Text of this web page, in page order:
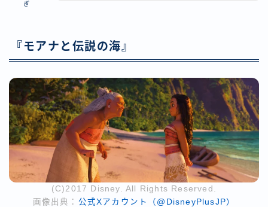
ぎ
『モアナと伝説の海』
(C)2017 Disney. All Rights Reserved.
画像出典： 公式Xアカウント（@DisneyPlusJP）